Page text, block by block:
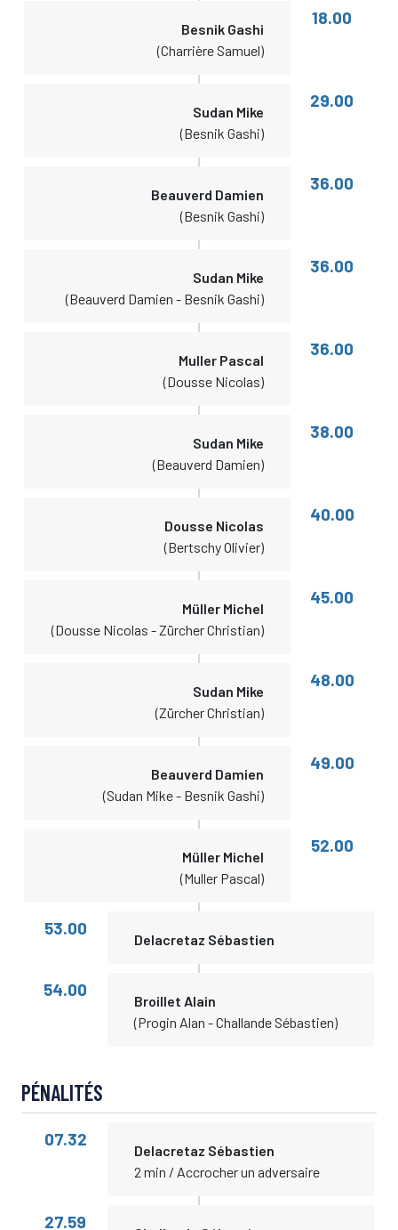
Besnik Gashi
(Charrière Samuel)
18.00
Sudan Mike
(Besnik Gashi)
29.00
Beauverd Damien
(Besnik Gashi)
36.00
Sudan Mike
(Beauverd Damien - Besnik Gashi)
36.00
Muller Pascal
(Dousse Nicolas)
36.00
Sudan Mike
(Beauverd Damien)
38.00
Dousse Nicolas
(Bertschy Olivier)
40.00
Müller Michel
(Dousse Nicolas - Zürcher Christian)
45.00
Sudan Mike
(Zürcher Christian)
48.00
Beauverd Damien
(Sudan Mike - Besnik Gashi)
49.00
Müller Michel
(Muller Pascal)
52.00
53.00
Delacretaz Sébastien
54.00
Broillet Alain
(Progin Alan - Challande Sébastien)
PÉNALITÉS
07.32
Delacretaz Sébastien
2 min / Accrocher un adversaire
27.59